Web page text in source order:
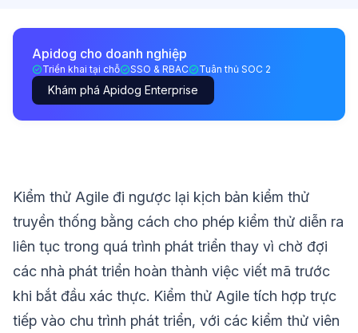
Apidog cho doanh nghiệp
Triển khai tại chỗ SSO & RBAC Tuân thủ SOC 2
Khám phá Apidog Enterprise
Kiểm thử Agile đi ngược lại kịch bản kiểm thử
truyền thống bằng cách cho phép kiểm thử diễn ra
liên tục trong quá trình phát triển thay vì chờ đợi
các nhà phát triển hoàn thành việc viết mã trước
khi bắt đầu xác thực. Kiểm thử Agile tích hợp trực
tiếp vào chu trình phát triển, với các kiểm thử viên